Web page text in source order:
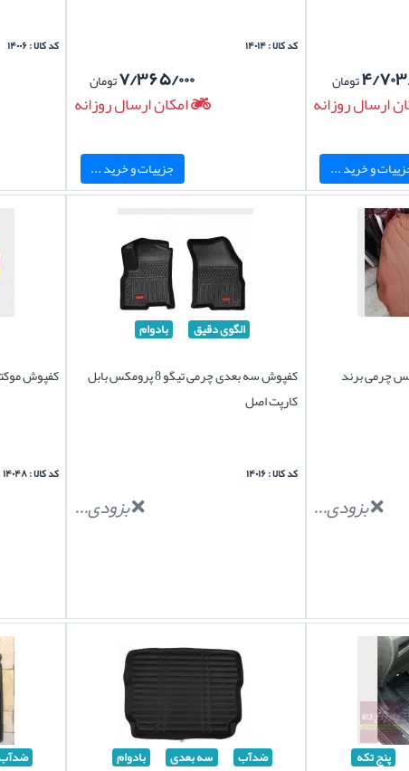
۰۰۰تومان
ارسال روزانه
و خرید ...
کد کالا : ۱۴۰۱۴
۷/۳۶۵/۰۰۰تومان
امکان ارسال روزانه
جزییات و خرید ...
کد کالا : ۱۴۰۰۶
8 پرومکس چرمی برند
بزودی...
الگوی دقیق بادوام
کفپوش سه بعدی چرمی تیگو 8 پرومکس بابل
کارپت اصل
کد کالا : ۱۴۰۱۶
بزودی...
کفپوش موکتی
کد کالا : ۱۴۰۴۸
پنج تکه ضدآب سه بعدی بادوام